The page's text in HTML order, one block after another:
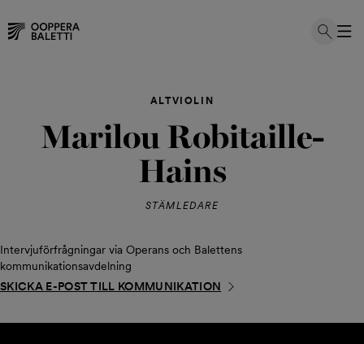
ALTVIOLIN
Marilou Robitaille-
Hains
STÄMLEDARE
Intervjuförfrågningar via Operans och Balettens
kommunikationsavdelning
SKICKA E-POST TILL KOMMUNIKATION